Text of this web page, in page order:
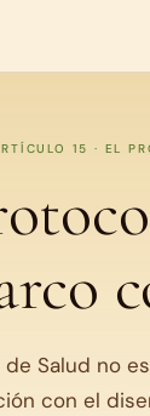
15 · EL
Salud no
con el